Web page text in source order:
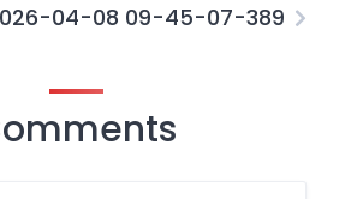
04-08 09-45-07-389